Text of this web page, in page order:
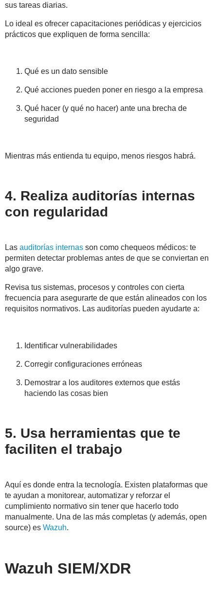
sus tareas diarias.
Lo ideal es ofrecer capacitaciones periódicas y ejercicios
prácticos que expliquen de forma sencilla:
Qué es un dato sensible
Qué acciones pueden poner en riesgo a la empresa
Qué hacer (y qué no hacer) ante una brecha de
seguridad
Mientras más entienda tu equipo, menos riesgos habrá.
4. Realiza auditorías internas
con regularidad
Las auditorías internas son como chequeos médicos: te
permiten detectar problemas antes de que se conviertan en
algo grave.
Revisa tus sistemas, procesos y controles con cierta
frecuencia para asegurarte de que están alineados con los
requisitos normativos. Las auditorías pueden ayudarte a:
Identificar vulnerabilidades
Corregir configuraciones erróneas
Demostrar a los auditores externos que estás
haciendo las cosas bien
5. Usa herramientas que te
faciliten el trabajo
Aquí es donde entra la tecnología. Existen plataformas que
te ayudan a monitorear, automatizar y reforzar el
cumplimiento normativo sin tener que hacerlo todo
manualmente. Una de las más completas (y además, open
source) es Wazuh.
Wazuh SIEM/XDR